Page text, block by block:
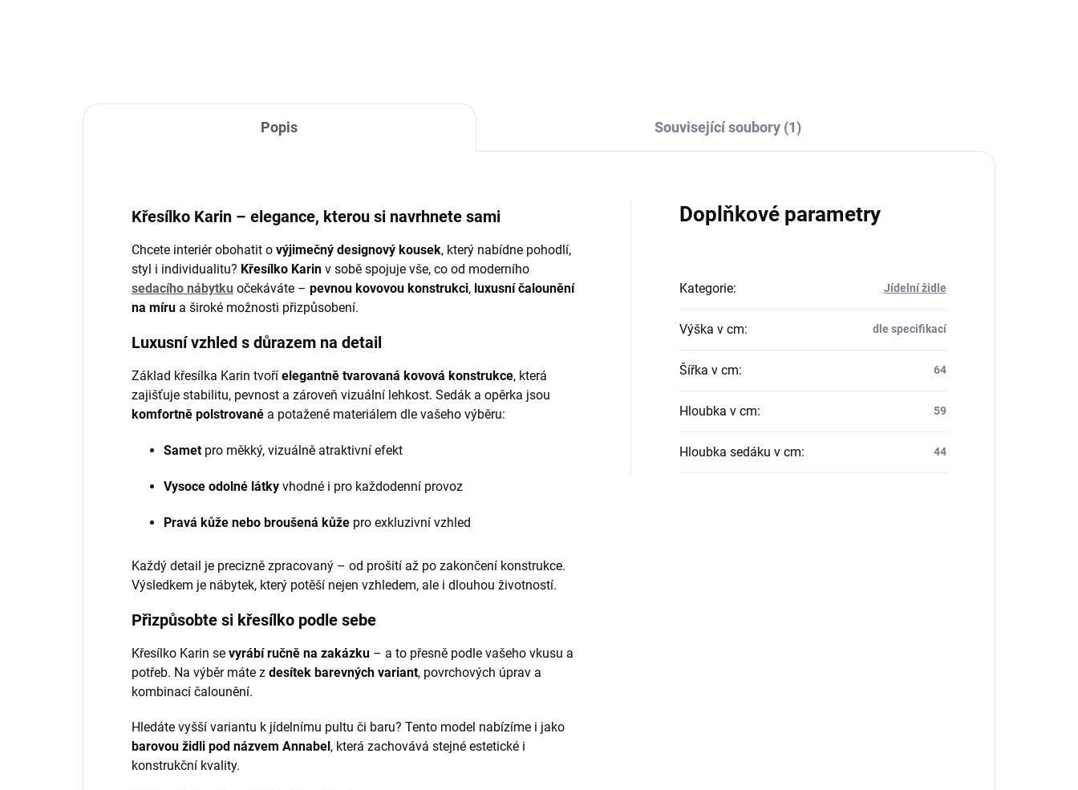
Popis Související soubory (1)
Křesílko Karin – elegance, kterou si navrhnete sami
Chcete interiér obohatit o výjimečný designový kousek, který nabídne pohodlí,
styl i individualitu? Křesílko Karin v sobě spojuje vše, co od moderního
sedacího nábytku očekáváte – pevnou kovovou konstrukci, luxusní čalounění
na míru a široké možnosti přizpůsobení.
Luxusní vzhled s důrazem na detail
Základ křesílka Karin tvoří elegantně tvarovaná kovová konstrukce, která
zajišťuje stabilitu, pevnost a zároveň vizuální lehkost. Sedák a opěrka jsou
komfortně polstrované a potažené materiálem dle vašeho výběru:
Sametpro měkký, vizuálně atraktivní efekt
Vysoce odolné látky vhodné i pro každodenní provoz
Pravá kůže nebo broušená kůže pro exkluzivní vzhled
Každý detail je precizně zpracovaný – od prošití až po zakončení konstrukce.
Výsledkem je nábytek, který potěší nejen vzhledem, ale i dlouhou životností.
Přizpůsobte si křesílko podle sebe
Křesílko Karin se vyrábí ručně na zakázku – a to přesně podle vašeho vkusu a
potřeb. Na výběr máte z desítek barevných variant, povrchových úprav a
kombinací čalounění.
Hledáte vyšší variantu k jídelnímu pultu či baru? Tento model nabízíme i jako
barovou židli pod názvem Annabel, která zachovává stejné estetické i
konstrukční kvality.
Doplňkové parametry
Kategorie: Jídelní židle
Výška v cm: dle specifikací
Šířka v cm: 64
Hloubka v cm: 59
Hloubka sedáku v cm: 44